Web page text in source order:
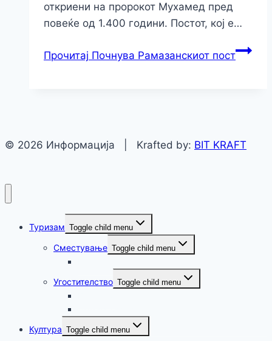
откриени на пророкот Мухамед пред
повеќе од 1.400 години. Постот, кој е…
Прочитај Почнува Рамазанскиот пост
© 2026 Информација | Krafted by: BIT KRAFT
Туризам Toggle child menu
Сместување Toggle child menu
Угостителство Toggle child menu
Култура Toggle child menu